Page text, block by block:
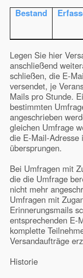
Bestand
Legen Sie hier
anschließend
schließen, die E-
versendet, je
Mails pro Stunde.
bestimmten
angeschrieben
gleichen Umfrage
die E-Mail-Adresse
übersprungen.
Bei Umfragen mit
die die Umfrage
nicht mehr
Umfragen mit
Erinnerungsmails
entsprechenden E-
komplette
Versandaufträge
Historie